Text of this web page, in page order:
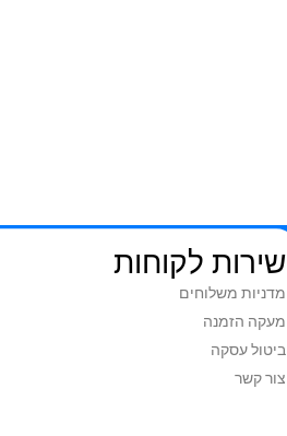
שירות לקוחות
מדניות משלוחים
מעקה הזמנה
ביטול עסקה
צור קשר